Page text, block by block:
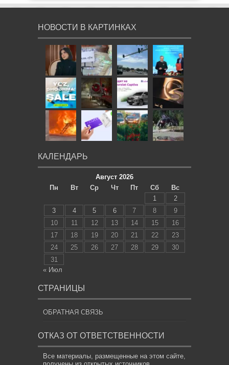
НОВОСТИ В КАРТИНКАХ
КАЛЕНДАРЬ
Август 2026
Пн
Вт Ср Чт Пт Сб
Вс
1
2
3
4 5 6 7 8
9
10
11 12 13 14 15
16
17
18 19 20 21 22
23
24
25 26 27 28 29
30
31
« Июл
СТРАНИЦЫ
ОБРАТНАЯ СВЯЗЬ
ОТКАЗ ОТ ОТВЕТСТВЕННОСТИ
Все материалы, размещенные на этом сайте,